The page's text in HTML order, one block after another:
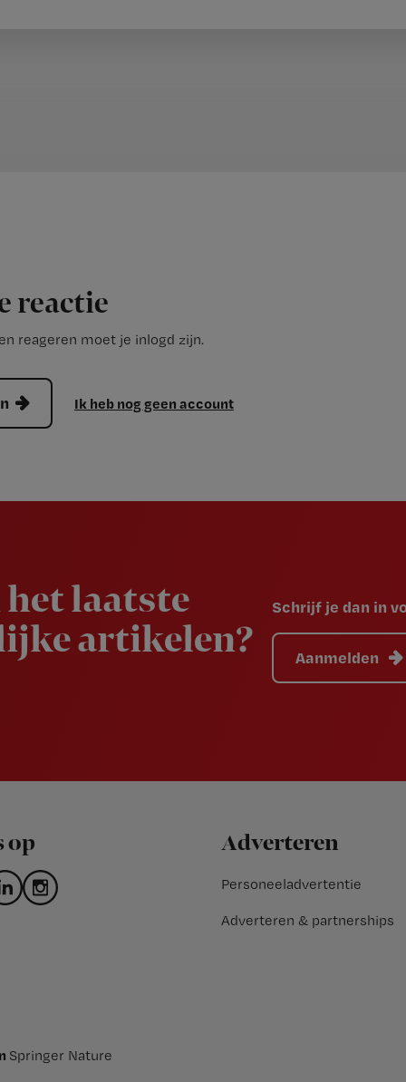
reactie
reageren moet je inlogd zijn.
Ik heb nog geen account
laatste
artikelen?
Schrijf je dan in
Aanmelden
op Adverteren
Personeeladvertentie
Adverteren & partnerships
Springer Nature